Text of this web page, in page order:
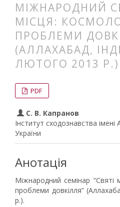
МІЖНАРОДНИЙ
МІСЦЯ:
ПРОБЛЕМИ
(АЛЛАХАБАД,
ЛЮТОГО 2013 Р.)
PDF
С. В. Капранов
Інститут сходознавства
України
Анотація
Міжнародний семінар “Святі
проблеми довкілля”
р.).